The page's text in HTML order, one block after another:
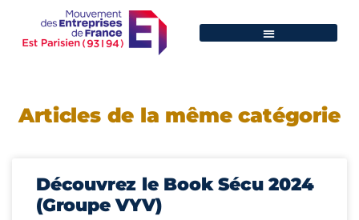
Articles de la même catégorie
Découvrez le Book Sécu 2024
(Groupe VYV)